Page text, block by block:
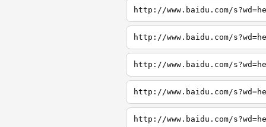
http://www.baidu.com/
http://www.baidu.com/
http://www.baidu.com/
http://www.baidu.com/
http://www.baidu.com/